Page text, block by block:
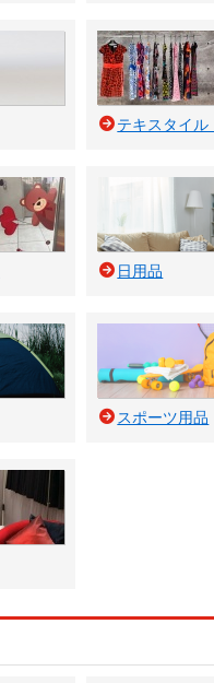
テキスタイル
日用品
スポーツ用品